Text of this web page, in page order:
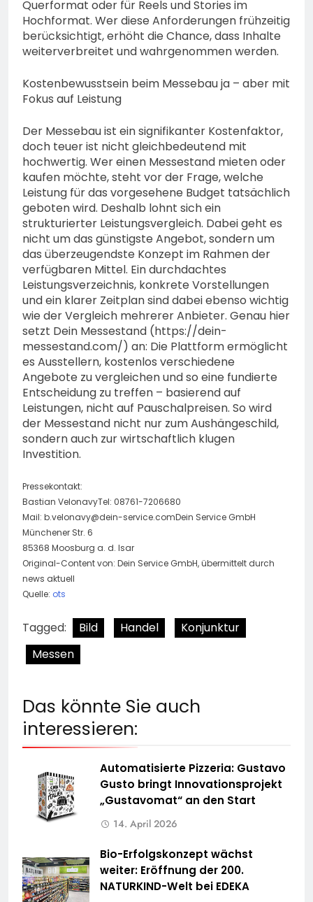
Querformat oder für Reels und Stories im
Hochformat. Wer diese Anforderungen frühzeitig
berücksichtigt, erhöht die Chance, dass Inhalte
weiterverbreitet und wahrgenommen werden.
Kostenbewusstsein beim Messebau ja – aber mit
Fokus auf Leistung
Der Messebau ist ein signifikanter Kostenfaktor,
doch teuer ist nicht gleichbedeutend mit
hochwertig. Wer einen Messestand mieten oder
kaufen möchte, steht vor der Frage, welche
Leistung für das vorgesehene Budget tatsächlich
geboten wird. Deshalb lohnt sich ein
strukturierter Leistungsvergleich. Dabei geht es
nicht um das günstigste Angebot, sondern um
das überzeugendste Konzept im Rahmen der
verfügbaren Mittel. Ein durchdachtes
Leistungsverzeichnis, konkrete Vorstellungen
und ein klarer Zeitplan sind dabei ebenso wichtig
wie der Vergleich mehrerer Anbieter. Genau hier
setzt Dein Messestand (https://dein-
messestand.com/) an: Die Plattform ermöglicht
es Ausstellern, kostenlos verschiedene
Angebote zu vergleichen und so eine fundierte
Entscheidung zu treffen – basierend auf
Leistungen, nicht auf Pauschalpreisen. So wird
der Messestand nicht nur zum Aushängeschild,
sondern auch zur wirtschaftlich klugen
Investition.
Pressekontakt:
Bastian VelonavyTel: 08761-7206680
Mail: b.velonavy@dein-service.comDein Service GmbH
Münchener Str. 6
85368 Moosburg a. d. Isar
Original-Content von: Dein Service GmbH, übermittelt durch
news aktuell
Quelle: ots
Tagged: Bild Handel
Konjunktur
Messen
Das könnte Sie auch
interessieren:
Automatisierte Pizzeria: Gustavo
Gusto bringt Innovationsprojekt
„Gustavomat“ an den Start
14. April 2026
Bio-Erfolgskonzept wächst
weiter: Eröffnung der 200.
NATURKIND-Welt bei EDEKA